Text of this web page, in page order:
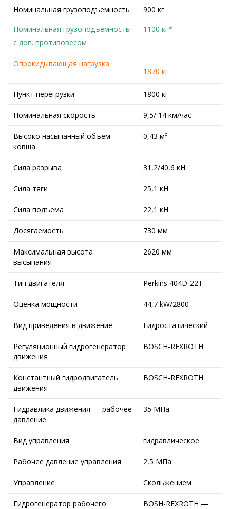
Номинальная грузоподъемность
Номинальная грузоподъемность
с доп. противовесом
Опрокидывающая нагрузка
900 кг
1100 кг*
1870 кг
Пункт перегрузки 1800 кг
Номинальная скорость 9,5/ 14 км/час
Высоко насыпанный объем
ковша
0,43 м3
Сила разрыва 31,2/40,6 кН
Сила тяги 25,1 кН
Сила подъема 22,1 кН
Досягаемость 730 мм
Максимальная высота
высыпания
2620 мм
Тип двигателя Perkins 404D-22T
Оценка мощности 44,7 kW/2800
Вид приведения в движение Гидростатический
Регуляционный гидрогенератор
движения
BOSCH-REXROTH
Константный гидродвигатель
движения
BOSCH-REXROTH
Гидравлика движения — рабочее
давление
35 МПа
Вид управления гидравлическое
Рабочее давление управления 2,5 МПа
Управление Скольжением
Гидрогенератор рабочего
BOSH-REXROTH —